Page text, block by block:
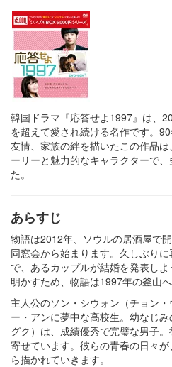
韓国ドラマ『応答せよ1997』は、
を超えて愛され続ける名作です。​
友情、家族の絆を描いたこの作品
ーリーと魅力的なキャラクターで
た。​
あらすじ
物語は2012年、ソウルの居酒屋で
同窓会から始まります。​久しぶり
で、あるカップルが結婚を発表し
明かすため、物語は1997年の釜山へ
主人公のソン・シウォン（チョン
ー・アンに夢中な高校生。​幼なじ
グク）は、成績優秀で完璧な男子
寄せています。​彼らの青春の日々
ら描かれていきます。​